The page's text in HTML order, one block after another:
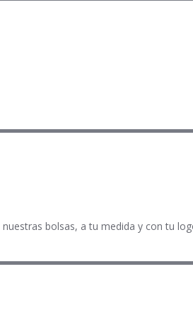
bolsas, a tu medida y con tu